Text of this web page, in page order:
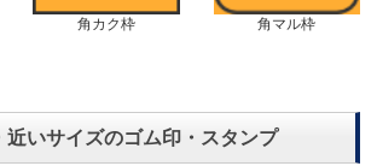
角カク枠 角マル枠
近いサイズのゴム印・スタンプ